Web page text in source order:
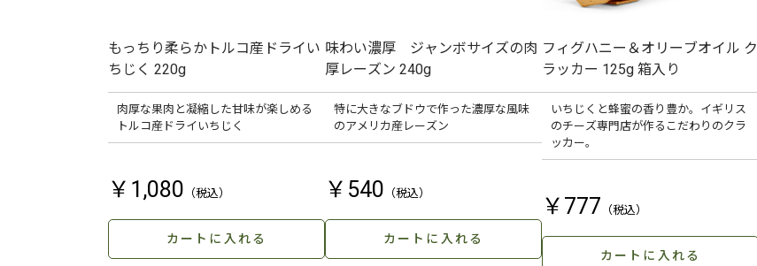
もっちり柔らかトルコ産ドライい
ちじく 220g
肉厚な果肉と凝縮した甘味が楽しめる
トルコ産ドライいちじく
￥1,080
カートに入れる
味わい濃厚 ジャンボサイズの肉
厚レーズン 240g
特に大きなブドウで作った濃厚な風味
のアメリカ産レーズン
￥540
カートに入れる
フィグハニー＆オリーブオイル ク
ラッカー 125g 箱入り
いちじくと蜂蜜の香り豊か。イギリス
のチーズ専門店が作るこだわりのクラ
ッカー。
￥777
カートに入れる